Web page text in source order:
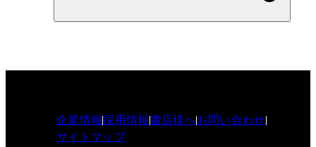
企業情報採用情報書店様へお問い合わせ
サイトマップ